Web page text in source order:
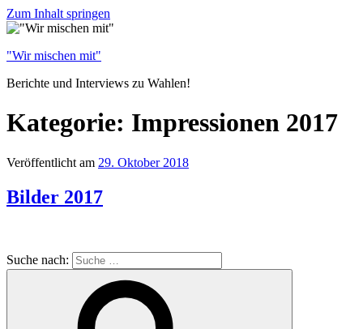
Zum Inhalt springen
"Wir mischen mit"
Berichte und Interviews zu Wahlen!
Kategorie: Impressionen 2017
Veröffentlicht am 29. Oktober 2018
Bilder 2017
Suche nach: